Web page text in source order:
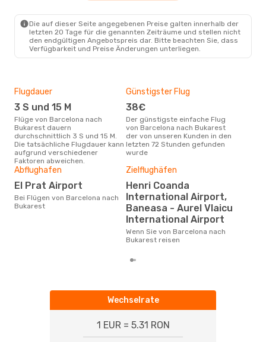
Die auf dieser Seite angegebenen Preise galten innerhalb der
letzten 20 Tage für die genannten Zeiträume und stellen nicht
den endgültigen Angebotspreis dar. Bitte beachten Sie, dass
Verfügbarkeit und Preise Änderungen unterliegen.
Flugdauer
3 S und 15 M
Flüge von Barcelona nach
Bukarest dauern
durchschnittlich 3 S und 15 M.
Die tatsächliche Flugdauer kann
aufgrund verschiedener
Faktoren abweichen.
Günstigster Flug
38€
Der günstigste einfache Flug
von Barcelona nach Bukarest
der von unseren Kunden in den
letzten 72 Stunden gefunden
wurde
Abflughafen
El Prat Airport
Bei Flügen von Barcelona nach
Bukarest
Zielflughäfen
Henri Coanda
International Airport,
Baneasa - Aurel Vlaicu
International Airport
Wenn Sie von Barcelona nach
Bukarest reisen
Wechselrate
1 EUR = 5.31 RON